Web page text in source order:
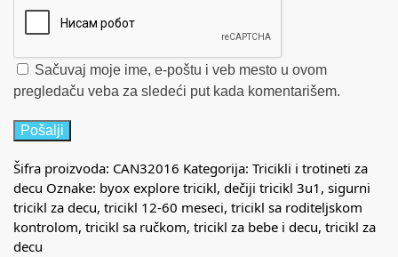
Sačuvaj moje ime, e-poštu i veb mesto u ovom
pregledaču veba za sledeći put kada komentarišem.
Šifra proizvoda: CAN32016 Kategorija: Tricikli i trotineti za
decu Oznake: byox explore tricikl, dečiji tricikl 3u1 , sigurni
tricikl za decu, tricikl 12-60 meseci, tricikl sa roditeljskom
kontrolom, tricikl sa ručkom, tricikl za bebe i decu, tricikl za
decu